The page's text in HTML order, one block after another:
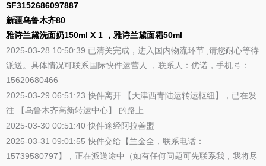
SF3152686097887
新疆乌鲁木齐80
雅诗兰黛洗面奶150ml X 1 ，雅诗兰黛面霜50ml
2025-03-28 10:50:39 已清关完成，进入国内物流环节 ,请您耐心等待
派送。具体情况可联系国际快件运营人 ，联系人：优诺，手机号：
15620680466
2025-03-29 06:51:23 快件离开 【天津西青陆运转运枢纽】，已在发
往 【乌鲁木齐高新转运中心】 的路上
2025-03-30 00:51:40 快件途经阿拉善盟
2025-03-31 09:01:55 快件交给【兰金全，联系电话：
15739580797】，正在派送途中（如有任何问题可先联系我，我将尽